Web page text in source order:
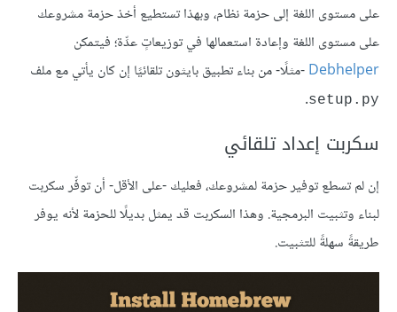
على مستوى اللغة إلى حزمة نظام، وبهذا تستطيع أخذ حزمة مشروعك
على مستوى اللغة وإعادة استعمالها في توزيعاتٍ عدِّة؛ فيتمكن
Debhelper-مثلًا- من بناء تطبيق بايثون تلقائيًا إن كان يأتي مع ملف
setup.py
.
سكربت إعداد تلقائي
إن لم تسطع توفير حزمة لمشروعك، فعليك -على الأقل- أن توفِّر سكربت
لبناء وتثبيت البرمجية. وهذا السكربت قد يمثل بديلًا للحزمة لأنه يوفر
طريقةً سهلةً للتثبيت.